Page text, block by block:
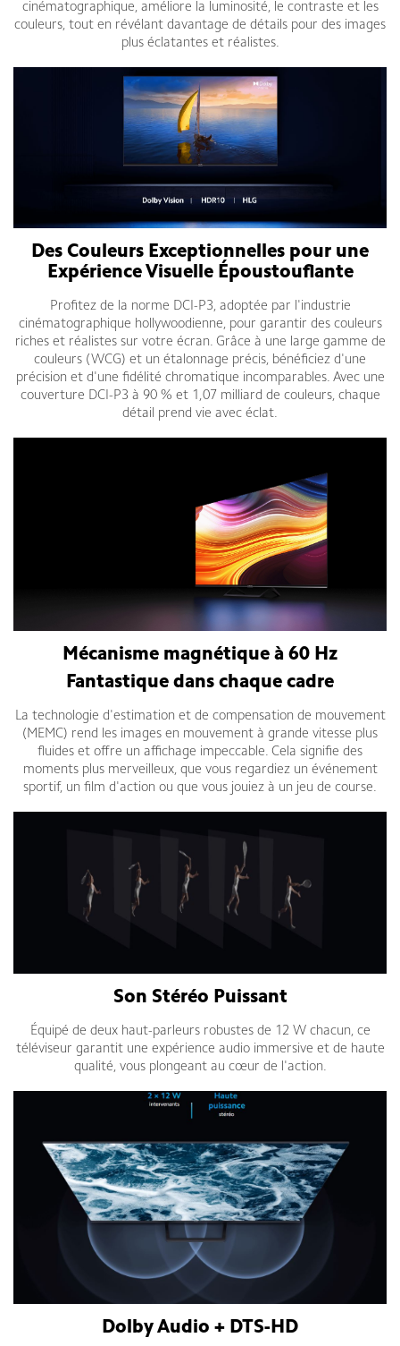
cinématographique, améliore la luminosité, le contraste et les
couleurs, tout en révélant davantage de détails pour des images
plus éclatantes et réalistes.
Des Couleurs Exceptionnelles pour une
Expérience Visuelle Époustouflante
Profitez de la norme DCI-P3, adoptée par l'industrie
cinématographique hollywoodienne, pour garantir des couleurs
riches et réalistes sur votre écran. Grâce à une large gamme de
couleurs (WCG) et un étalonnage précis, bénéficiez d'une
précision et d'une fidélité chromatique incomparables. Avec une
couverture DCI-P3 à 90 % et 1,07 milliard de couleurs, chaque
détail prend vie avec éclat.
Mécanisme magnétique à 60 Hz
Fantastique dans chaque cadre
La technologie d'estimation et de compensation de mouvement
(MEMC) rend les images en mouvement à grande vitesse plus
fluides et offre un affichage impeccable. Cela signifie des
moments plus merveilleux, que vous regardiez un événement
sportif, un film d'action ou que vous jouiez à un jeu de course.
Son Stéréo Puissant
Équipé de deux haut-parleurs robustes de 12 W chacun, ce
téléviseur garantit une expérience audio immersive et de haute
qualité, vous plongeant au cœur de l'action.
Dolby Audio + DTS-HD